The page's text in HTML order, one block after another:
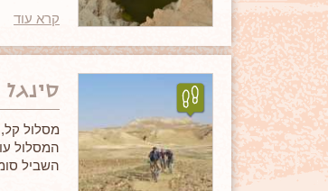
קרא עוד
מסלול
המסלול
השביל